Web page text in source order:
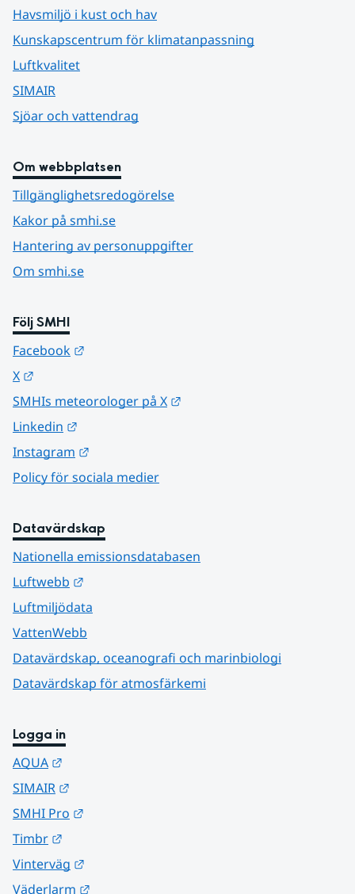
Havsmiljö i kust och hav
Kunskapscentrum för klimatanpassning
Luftkvalitet
SIMAIR
Sjöar och vattendrag
Om webbplatsen
Tillgänglighetsredogörelse
Kakor på smhi.se
Hantering av personuppgifter
Om smhi.se
Följ SMHI
Facebook
X
SMHIs meteorologer på X
Linkedin
Instagram
Policy för sociala medier
Datavärdskap
Nationella emissionsdatabasen
Luftwebb
Luftmiljödata
VattenWebb
Datavärdskap, oceanografi och marinbiologi
Datavärdskap för atmosfärkemi
Logga in
AQUA
SIMAIR
SMHI Pro
Timbr
Vinterväg
Väderlarm